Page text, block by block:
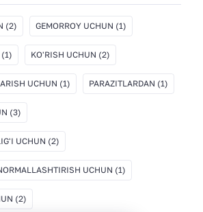
(2) GEMORROY UCHUN (1)
(1) KO'RISH UCHUN (2)
UCHUN (1) PARAZITLARDAN (1)
(3)
UCHUN (2)
UCHUN (1)
(2)